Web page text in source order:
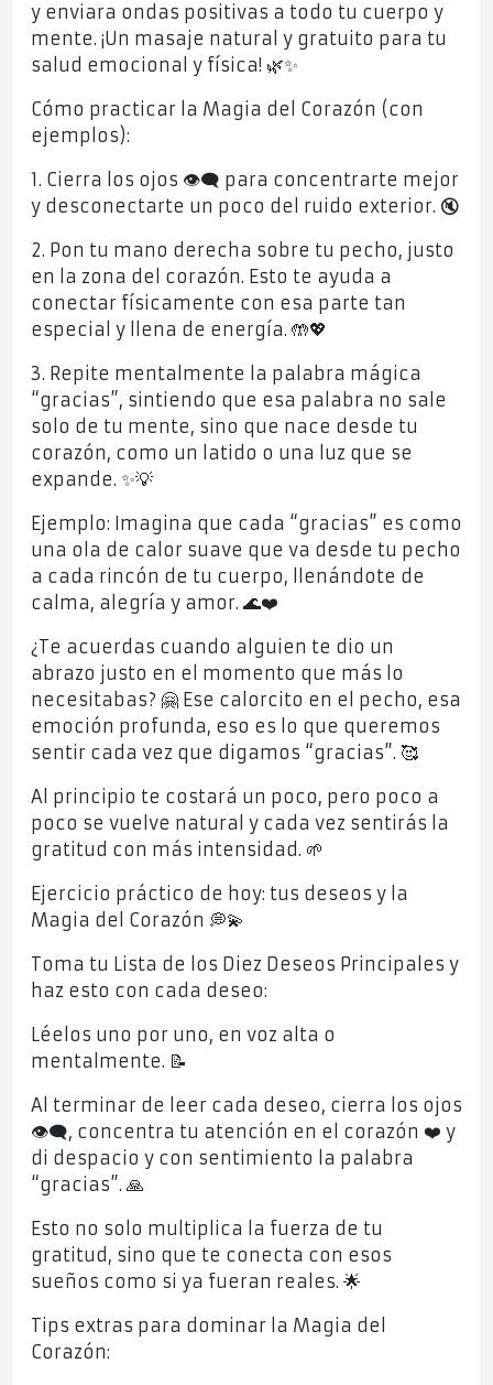
y enviara ondas positivas a todo tu cuerpo y
mente. ¡Un masaje natural y gratuito para tu
salud emocional y física! 🌿✨
Cómo practicar la Magia del Corazón (con
ejemplos):
1. Cierra los ojos 👁️‍🗨️ para concentrarte mejor
y desconectarte un poco del ruido exterior. 🔇
2. Pon tu mano derecha sobre tu pecho, justo
en la zona del corazón. Esto te ayuda a
conectar físicamente con esa parte tan
especial y llena de energía. 🤲💖
3. Repite mentalmente la palabra mágica
“gracias”, sintiendo que esa palabra no sale
solo de tu mente, sino que nace desde tu
corazón, como un latido o una luz que se
expande. ✨💡
Ejemplo: Imagina que cada “gracias” es como
una ola de calor suave que va desde tu pecho
a cada rincón de tu cuerpo, llenándote de
calma, alegría y amor. 🌊❤️
¿Te acuerdas cuando alguien te dio un
abrazo justo en el momento que más lo
necesitabas? 🤗 Ese calorcito en el pecho, esa
emoción profunda, eso es lo que queremos
sentir cada vez que digamos “gracias”. 🥰
Al principio te costará un poco, pero poco a
poco se vuelve natural y cada vez sentirás la
gratitud con más intensidad. 🌱
Ejercicio práctico de hoy: tus deseos y la
Magia del Corazón 💭💫
Toma tu Lista de los Diez Deseos Principales y
haz esto con cada deseo:
Léelos uno por uno, en voz alta o
mentalmente. 📝
Al terminar de leer cada deseo, cierra los ojos
👁️‍🗨️, concentra tu atención en el corazón ❤️ y
di despacio y con sentimiento la palabra
“gracias”. 🙏
Esto no solo multiplica la fuerza de tu
gratitud, sino que te conecta con esos
sueños como si ya fueran reales. 🌟
Tips extras para dominar la Magia del
Corazón: